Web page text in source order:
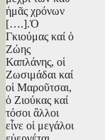
ἡμᾶς χρόνων
[….].Ὁ
Γκιούμας καί ὁ
Ζώης
Καπλάνης, οἱ
Ζωσιμάδαι καί
οἱ Μαροῦτσαι,
ὁ Ζιούκας καί
τόσοι ἂλλοι
εἶνε οἱ μεγάλοι